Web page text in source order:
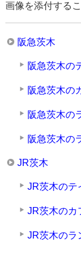
画像を添付する
阪急茨木
阪急茨木の
阪急茨木の
阪急茨木の
阪急茨木の
JR茨木
JR茨木のテ
JR茨木のカ
JR茨木のラ